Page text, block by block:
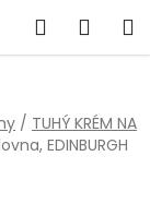
Hledat
/ TUHÝ KRÉM NA
EDINBURGH